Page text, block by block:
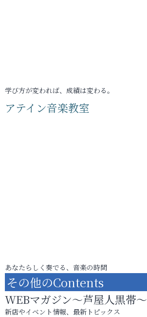
学び方が変われば、成績は変わる。
アテイン音楽教室
あなたらしく奏でる、音楽の時間
その他のContents
WEBマガジン～芦屋人黒帯～
新店やイベント情報、最新トピックス